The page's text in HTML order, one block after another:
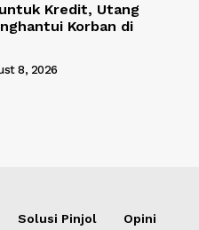
Kredit, Utang
Korban di
8, 2026
Solusi Pinjol Opini